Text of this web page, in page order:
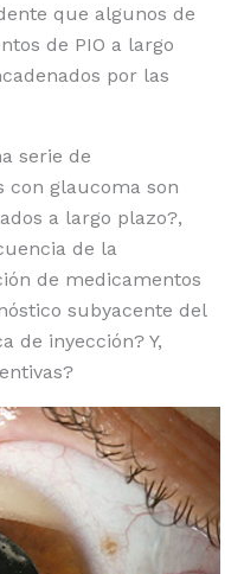
que algunos de
de PIO a largo
por las
serie de
con glaucoma son
a largo plazo?,
de la
de medicamentos
subyacente del
de inyección? Y,